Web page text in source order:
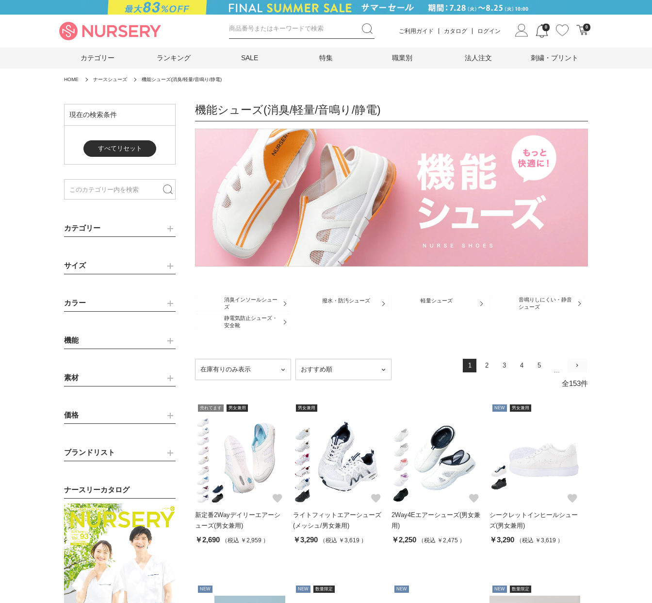
ご利用ガイド カタログ ログイン
0 0
カテゴリー ランキング SALE 特集 職業別 法人注文 刺繍・プリント
HOME ナースシューズ 機能シューズ(消臭/軽量/音鳴り/静電)
現在の検索条件
すべてリセット
カテゴリー
サイズ
カラー
機能
素材
価格
ブランドリスト
ナースリーカタログ
機能シューズ(消臭/軽量/音鳴り/静電)
消臭インソールシュー
ズ
撥水・防汚シューズ 軽量シューズ
音鳴りしにくい・静音
シューズ
静電気防止シューズ・
安全靴
1 2 3 4 5
全153件
売れてます 男女兼用
favorite
新定番2Wayデイリーエアーシ
ューズ(男女兼用)
￥2,690 （税込 ￥2,959 ）
男女兼用
favorite
ライトフィットエアーシューズ
(メッシュ/男女兼用)
￥3,290 （税込 ￥3,619 ）
favorite
2Way4Eエアーシューズ(男女兼
用)
￥2,250 （税込 ￥2,475 ）
NEW 男女兼用
favorite
シークレットインヒールシュー
ズ(男女兼用)
￥3,290 （税込 ￥3,619 ）
NEW NEW 数量限定 NEW NEW 数量限定